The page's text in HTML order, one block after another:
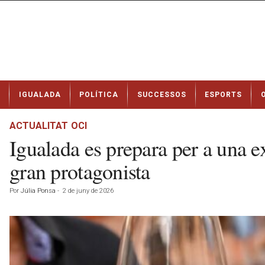
t
IGUALADA POLÍTICA SUCCESSOS ESPORTS
ACTUALITAT OCI
Igualada es prepara per a una
gran protagonista
Por Júlia Ponsa - 2 de juny de 2026